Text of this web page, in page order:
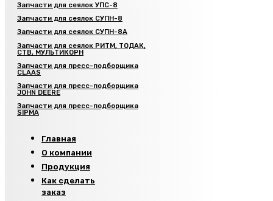
Запчасти для сеялок УПС-8
Запчасти для сеялок СУПН-8
Запчасти для сеялок СУПН-8А
Запчасти для сеялок РИТМ, ТОДАК,
СТВ, МУЛЬТИКОРН
Запчасти для пресс-подборщика
CLAAS
Запчасти для пресс-подборщика
JOHN DEERE
Запчасти для пресс-подборщика
SIPMA
Главная
О компании
Продукция
Как сделать
заказ